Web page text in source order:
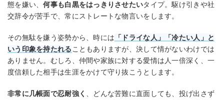
態を嫌い、何事も白黒をはっきりさせたいタイプ。駆け引きや社
交辞令が苦手で、常にストレートな物言いをします。
その無駄を嫌う姿勢から、時には 「ドライな人」「冷たい人」と
いう印象を持たれる こともありますが、決して情がないわけでは
ありません。むしろ、仲間や家族に対する愛情は人一倍深く、一
度信頼した相手は生涯をかけて守り抜こうとします。
非常に几帳面で忍耐強く
、どんな苦難に直面しても、投げ出さず